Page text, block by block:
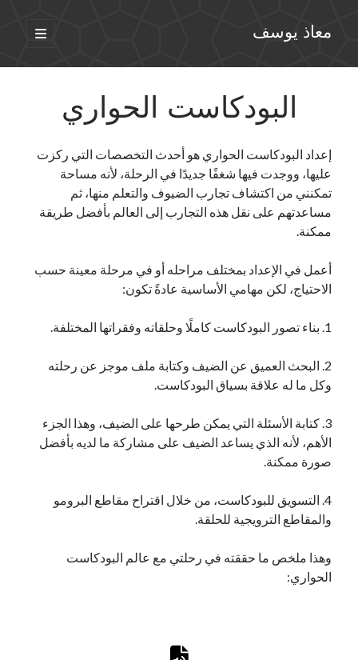
معاذ يوسف
افتح
البودكاست الحواري
إعداد البودكاست الحواري هو أحدث التخصصات التي ركزت
عليها، ووجدت فيها شغفًا جديدًا في الرحلة، لأنه مساحة
تمكنني من اكتشاف تجارب الضيوف والتعلم منها، ثم
مساعدتهم على نقل هذه التجارب إلى العالم بأفضل طريقة
ممكنة.
أعمل في الإعداد بمختلف مراحله أو في مرحلة معينة حسب
الاحتياج، لكن مهامي الأساسية عادةً تكون:
1. بناء تصور البودكاست كاملًا وحلقاته وفقراتها المختلفة.
2. البحث العميق عن الضيف وكتابة ملف موجز عن رحلته
وكل ما له علاقة بسياق البودكاست.
3. كتابة الأسئلة التي يمكن طرحها على الضيف، وهذا الجزء
الأهم، لأنه الذي يساعد الضيف على مشاركة ما لديه بأفضل
صورة ممكنة.
4. التسويق للبودكاست، من خلال اقتراح مقاطع البرومو
والمقاطع الترويجية للحلقة.
وهذا ملخص ما حققته في رحلتي مع عالم البودكاست
الحواري: